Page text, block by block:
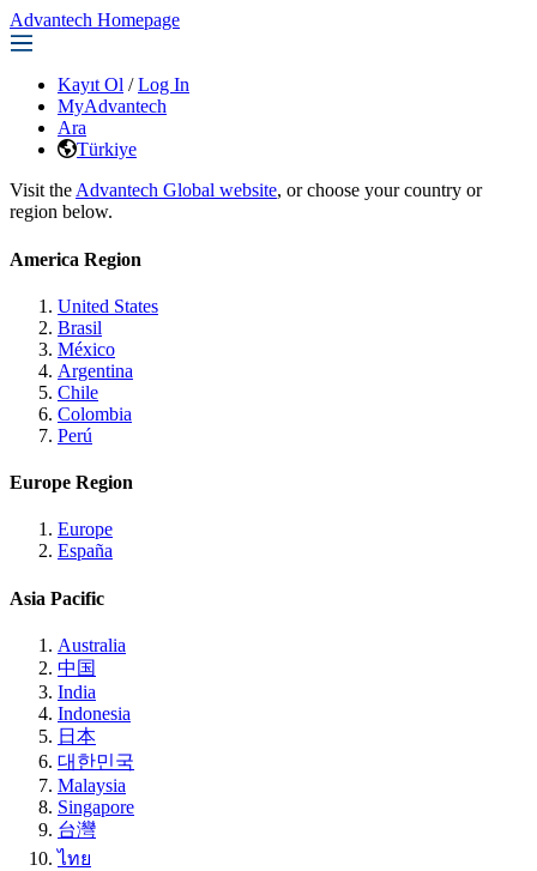
Advantech Homepage
Kayıt Ol / Log In
MyAdvantech
Ara
Türkiye
Visit the Advantech Global website, or choose your country or
region below.
America Region
United States
Brasil
México
Argentina
Chile
Colombia
Perú
Europe Region
Europe
España
Asia Pacific
Australia
中国
India
Indonesia
日本
대한민국
Malaysia
Singapore
台灣
ไทย